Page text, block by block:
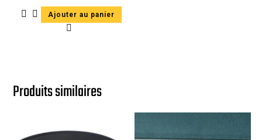
Ajouter au panier
Produits similaires